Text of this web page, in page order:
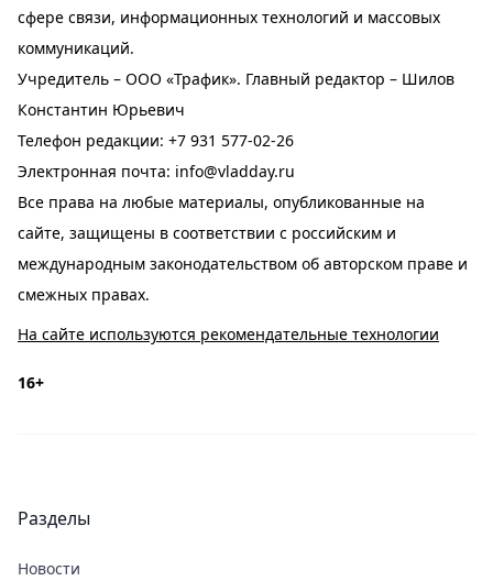
сфере связи, информационных технологий и массовых
коммуникаций.
Учредитель – ООО «Трафик». Главный редактор – Шилов
Константин Юрьевич
Телефон редакции: +7 931 577-02-26
Электронная почта: info@vladday.ru
Все права на любые материалы, опубликованные на
сайте, защищены в соответствии с российским и
международным законодательством об авторском праве и
смежных правах.
На сайте используются рекомендательные технологии
16+
Разделы
Новости